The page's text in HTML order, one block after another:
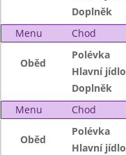
Doplněk
Menu
Chod
Oběd
Polévka
Hlavní jídlo
Doplněk
Menu
Chod
Oběd
Polévka
Hlavní jídlo